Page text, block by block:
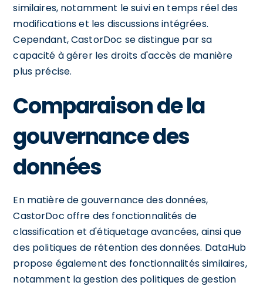
similaires, notamment le suivi en temps réel des
modifications et les discussions intégrées.
Cependant, CastorDoc se distingue par sa
capacité à gérer les droits d'accès de manière
plus précise.
Comparaison de la
gouvernance des
données
En matière de gouvernance des données,
CastorDoc offre des fonctionnalités de
classification et d'étiquetage avancées, ainsi que
des politiques de rétention des données. DataHub
propose également des fonctionnalités similaires,
notamment la gestion des politiques de gestion